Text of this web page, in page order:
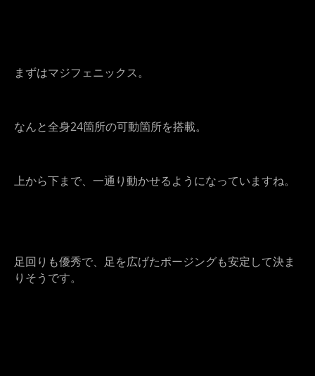
まずはマジフェニックス。
なんと全身24箇所の可動箇所を搭載。
上から下まで、一通り動かせるようになっていますね。
足回りも優秀で、足を広げたポージングも安定して決ま
りそうです。